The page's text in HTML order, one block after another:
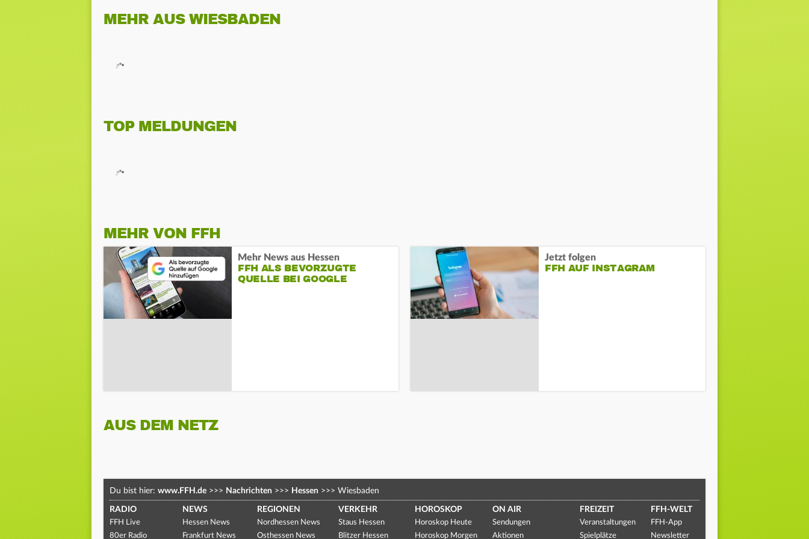
MEHR AUS WIESBADEN
TOP MELDUNGEN
MEHR VON FFH
Mehr News aus Hessen
FFH ALS BEVORZUGTE
QUELLE BEI GOOGLE
Jetzt folgen
FFH AUF INSTAGRAM
AUS DEM NETZ
Du bist hier: www.FFH.de >>> Nachrichten >>> Hessen >>> Wiesbaden
RADIO
FFH Live
80er Radio
NEWS
Hessen News
Frankfurt News
REGIONEN
Nordhessen News
Osthessen News
VERKEHR
Staus Hessen
Blitzer Hessen
HOROSKOP
Horoskop Heute
Horoskop Morgen
ON AIR
Sendungen
Aktionen
FREIZEIT
Veranstaltungen
Spielplätze
FFH-WELT
FFH-App
Newsletter